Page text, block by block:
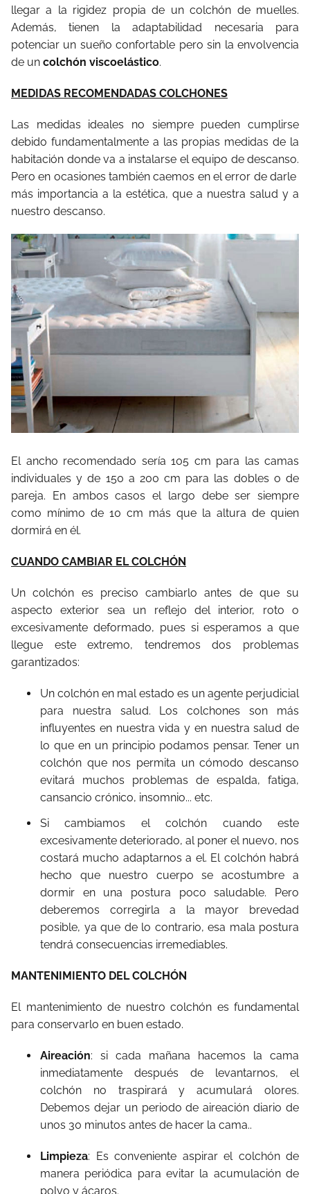
llegar a la rigidez propia de un colchón de muelles.
Además, tienen la adaptabilidad necesaria para
potenciar un sueño confortable pero sin la envolvencia
de un colchón viscoelástico.
MEDIDAS RECOMENDADAS COLCHONES
Las medidas ideales no siempre pueden cumplirse
debido fundamentalmente a las propias medidas de la
habitación donde va a instalarse el equipo de descanso.
Pero en ocasiones también caemos en el error de darle
más importancia a la estética, que a nuestra salud y a
nuestro descanso.
El ancho recomendado sería 105 cm para las camas
individuales y de 150 a 200 cm para las dobles o de
pareja. En ambos casos el largo debe ser siempre
como mínimo de 10 cm más que la altura de quien
dormirá en él.
CUANDO CAMBIAR EL COLCHÓN
Un colchón es preciso cambiarlo antes de que su
aspecto exterior sea un reflejo del interior, roto o
excesivamente deformado, pues si esperamos a que
llegue este extremo, tendremos dos problemas
garantizados:
Un colchón en mal estado es un agente perjudicial
para nuestra salud. Los colchones son más
influyentes en nuestra vida y en nuestra salud de
lo que en un principio podamos pensar. Tener un
colchón que nos permita un cómodo descanso
evitará muchos problemas de espalda, fatiga,
cansancio crónico, insomnio... etc.
Si cambiamos el colchón cuando este
excesivamente deteriorado, al poner el nuevo, nos
costará mucho adaptarnos a el. El colchón habrá
hecho que nuestro cuerpo se acostumbre a
dormir en una postura poco saludable. Pero
deberemos corregirla a la mayor brevedad
posible, ya que de lo contrario, esa mala postura
tendrá consecuencias irremediables.
MANTENIMIENTO DEL COLCHÓN
El mantenimiento de nuestro colchón es fundamental
para conservarlo en buen estado.
Aireación: si cada mañana hacemos la cama
inmediatamente después de levantarnos, el
colchón no traspirará y acumulará olores.
Debemos dejar un periodo de aireación diario de
unos 30 minutos antes de hacer la cama..
Limpieza: Es conveniente aspirar el colchón de
manera periódica para evitar la acumulación de
polvo y ácaros.